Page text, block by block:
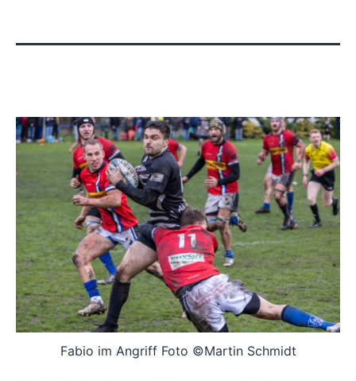
Fabio im Angriff Foto ©Martin Schmidt